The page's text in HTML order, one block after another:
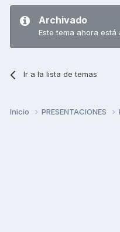
Archivado
Este tema ahora
Ir a la lista de temas
Inicio PRESENTACIONES